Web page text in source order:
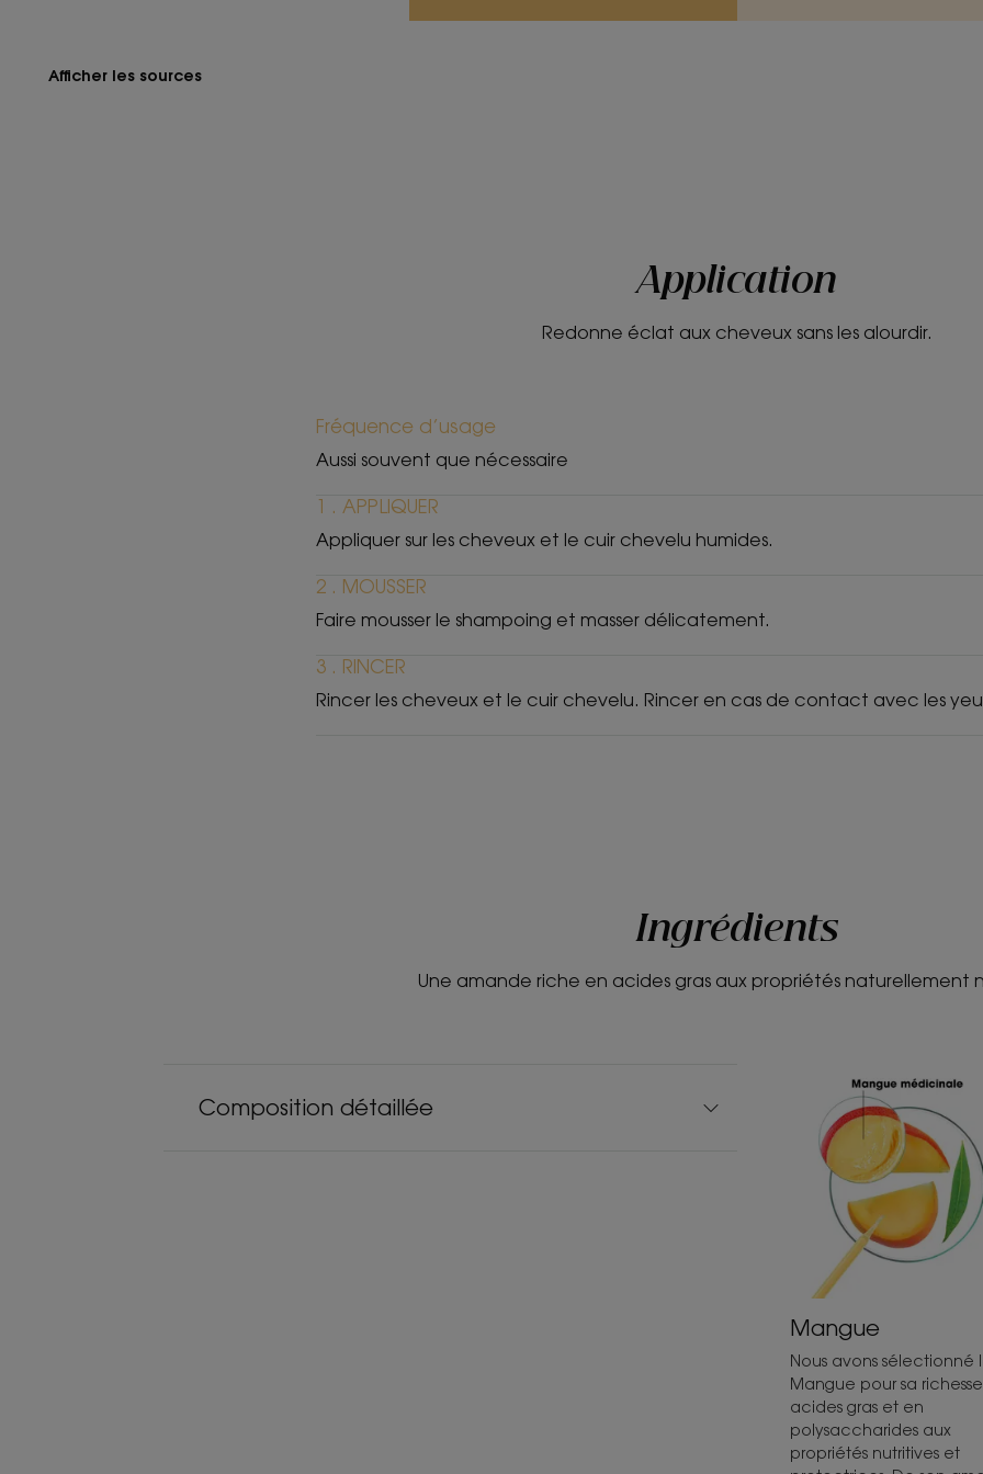
Afficher les sources
Application
Redonne éclat aux cheveux sans les alourdir.
Fréquence d’usage
Aussi souvent que nécessaire
1 . APPLIQUER
Appliquer sur les cheveux et le cuir chevelu humides.
2 . MOUSSER
Faire mousser le shampoing et masser délicatement.
3 . RINCER
Rincer les cheveux et le cuir chevelu. Rincer en cas de contact avec les
Ingrédients
Une amande riche en acides gras aux propriétés naturellement
Composition détaillée
Mangue
Nous avons sélectionné
Mangue pour sa
acides gras et en
polysaccharides aux
propriétés nutritives et